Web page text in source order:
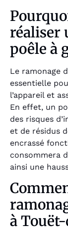
réaliser
poêle à
Le ramonage
essentielle
l’appareil et
En effet, un
des risques
et de résidus
encrassé
consommera
ainsi une
à Touët-